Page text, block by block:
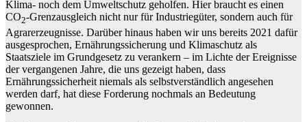
Klima- noch dem Umweltschutz geholfen. Hier braucht es einen
CO2-Grenzausgleich nicht nur für Industriegüter, sondern auch für
Agrarerzeugnisse. Darüber hinaus haben wir uns bereits 2021 dafür
ausgesprochen, Ernährungssicherung und Klimaschutz als
Staatsziele im Grundgesetz zu verankern – im Lichte der Ereignisse
der vergangenen Jahre, die uns gezeigt haben, dass
Ernährungssicherheit niemals als selbstverständlich angesehen
werden darf, hat diese Forderung nochmals an Bedeutung
gewonnen.